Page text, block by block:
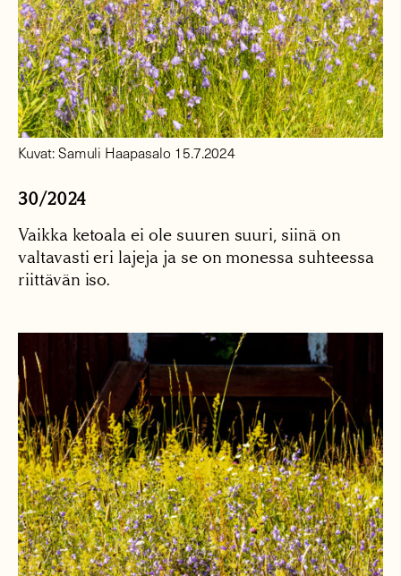
Kuvat: Samuli Haapasalo 15.7.2024
30/2024
Vaikka ketoala ei ole suuren suuri, siinä on
valtavasti eri lajeja ja se on monessa suhteessa
riittävän iso.